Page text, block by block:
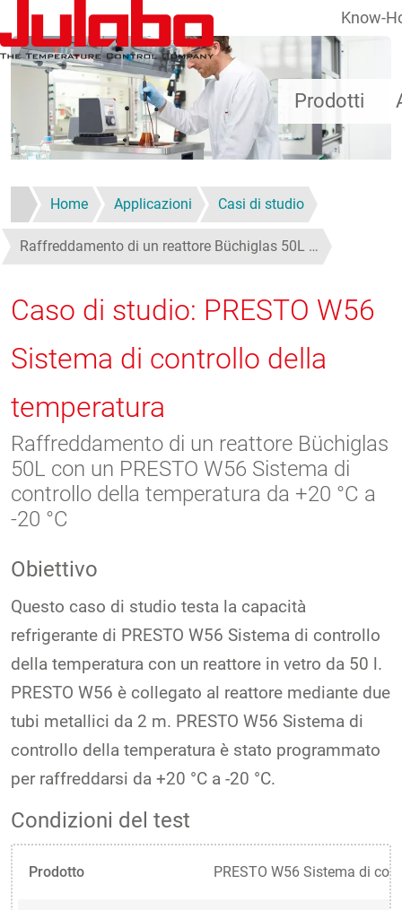
Salta al contenuto principale
Prodotti
Know-
Home Applicazioni Casi di studio
Raffreddamento di un reattore Büchiglas 50L …
Caso di studio: PRESTO W56
Sistema di controllo della
temperatura
Raffreddamento di un reattore Büchiglas
50L con un PRESTO W56 Sistema di
controllo della temperatura da +20 °C a
-20 °C
Obiettivo
Questo caso di studio testa la capacità
refrigerante di PRESTO W56 Sistema di controllo
della temperatura con un reattore in vetro da 50 l.
PRESTO W56 è collegato al reattore mediante due
tubi metallici da 2 m. PRESTO W56 Sistema di
controllo della temperatura è stato programmato
per raffreddarsi da +20 °C a -20 °C.
Condizioni del test
Prodotto PRESTO W56 Sistema di